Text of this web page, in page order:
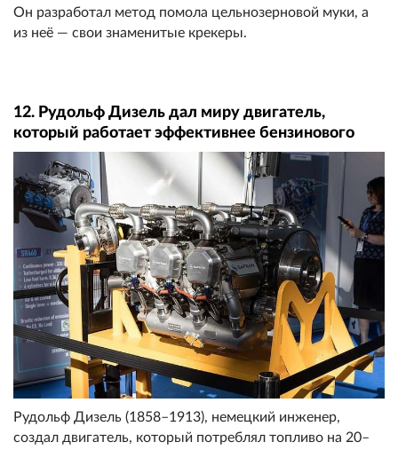
Он разработал метод помола цельнозерновой муки, а
из неё — свои знаменитые крекеры.
12. Рудольф Дизель дал миру двигатель,
который работает эффективнее бензинового
Рудольф Дизель (1858–1913), немецкий инженер,
создал двигатель, который потреблял топливо на 20–